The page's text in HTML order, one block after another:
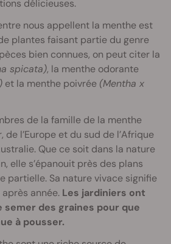
délicieuses.
nous appellent la menthe est
plantes faisant partie du genre
bien connues, on peut citer la
spicata), la menthe odorante
et la menthe poivrée (Mentha x
de la famille de la menthe
l’Europe et du sud de l’Afrique
Que ce soit dans la nature
elle s’épanouit près des plans
partielle. Sa nature vivace signifie
année. Les jardiniers ont
semer des graines pour que
à pousser.